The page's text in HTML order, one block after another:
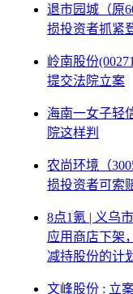
退市园城（原
损投资者抓紧
岭南股份
提交法院立案
海南一女子轻
院这样判
农尚环境（
损投资者可索
8点1氪 | 义乌
应用商店下架
减持股份的计
文峰股份 : 立